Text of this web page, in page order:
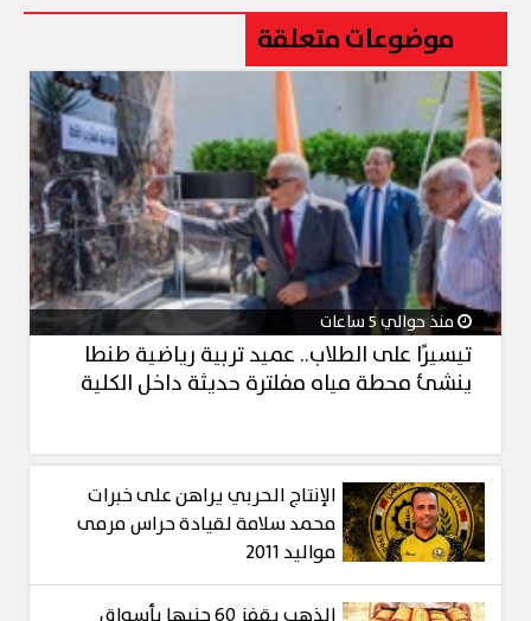
موضوعات متعلقة
منذ حوالي 5 ساعات
تيسيرًا على الطلاب.. عميد تربية رياضية طنطا
ينشئ محطة مياه مفلترة حديثة داخل الكلية
الإنتاج الحربي يراهن على خبرات
محمد سلامة لقيادة حراس مرمى
مواليد 2011